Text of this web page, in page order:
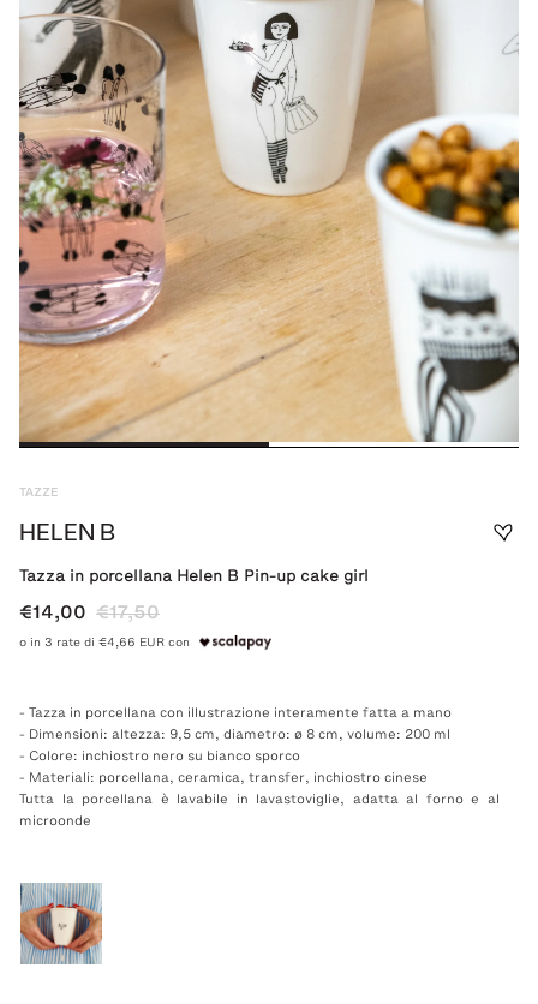
TAZZE
HELEN B
Tazza in porcellana Helen B Pin-up cake girl
€14,00 €17,50
o in 3 rate di €4,66 EUR con
- Tazza in porcellana con illustrazione interamente fatta a mano
- Dimensioni: altezza: 9,5 cm,
diametro: ø 8 cm, volume: 200 ml
- Colore: inchiostro nero su bianco sporco
- Materiali: porcellana, ceramica, transfer, inchiostro cinese
Tutta la porcellana è lavabile in lavastoviglie, adatta al forno e al
microonde